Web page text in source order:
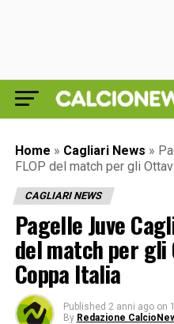
Home » Cagliari News »
FLOP del match per gli
CAGLIARI NEWS
Pagelle Juve
del match per gli
Coppa Italia
Published 2 anni ago on
By Redazione